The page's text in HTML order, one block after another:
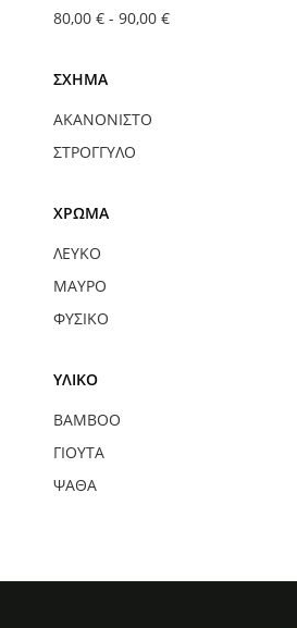
80,00 € - 90,00 €
ΣΧΉΜΑ
ΑΚΑΝΌΝΙΣΤΟ
ΣΤΡΟΓΓΥΛΌ
ΧΡΏΜΑ
ΛΕΥΚΌ
ΜΑΎΡΟ
ΦΥΣΙΚΌ
ΥΛΙΚΌ
BAMBOO
ΓΙΟΎΤΑ
ΨΆΘΑ